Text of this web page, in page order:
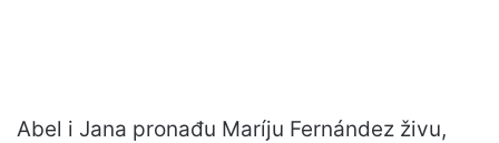
Abel i Jana pronađu Maríju Fernández živu,